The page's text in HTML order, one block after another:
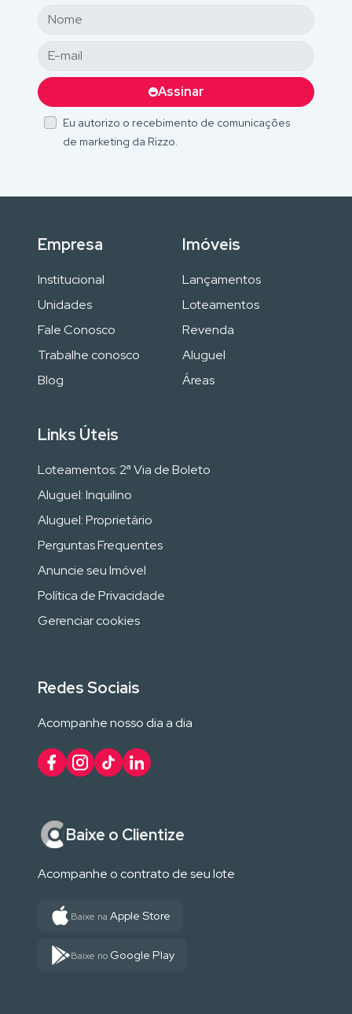
Assinar
Eu autorizo o recebimento de comunicações
de marketing da Rizzo.
Empresa
Institucional
Unidades
Fale Conosco
Trabalhe conosco
Blog
Imóveis
Lançamentos
Loteamentos
Revenda
Aluguel
Áreas
Links Úteis
Loteamentos: 2ª Via de Boleto
Aluguel: Inquilino
Aluguel: Proprietário
Perguntas Frequentes
Anuncie seu Imóvel
Política de Privacidade
Gerenciar cookies
Redes Sociais
Acompanhe nosso dia a dia
Baixe o Clientize
Acompanhe o contrato de seu lote
Baixe na Apple Store
Baixe no Google Play